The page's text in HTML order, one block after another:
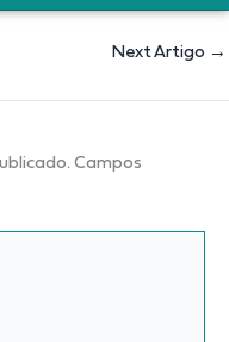
Next Artigo →
Campos